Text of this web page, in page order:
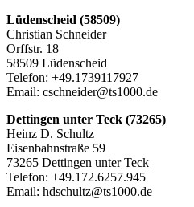
Lüdenscheid (58509)
Christian Schneider
Orffstr. 18
58509 Lüdenscheid
Telefon: +49.1739117927
Email: cschneider@ts1000.de
Dettingen unter Teck (73265)
Heinz D. Schultz
Eisenbahnstraße 59
73265 Dettingen unter Teck
Telefon: +49.172.6257.945
Email: hdschultz@ts1000.de